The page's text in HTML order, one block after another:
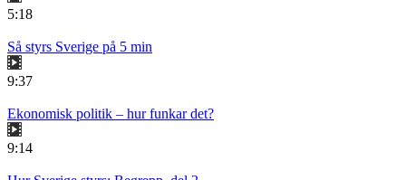
5:18
Så styrs Sverige på 5 min
9:37
Ekonomisk politik – hur funkar det?
9:14